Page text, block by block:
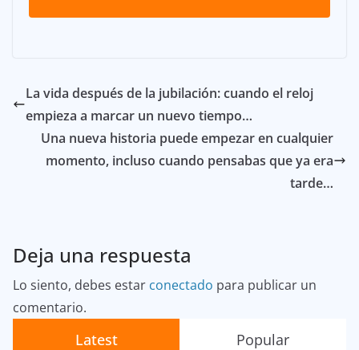
La vida después de la jubilación: cuando el reloj
empieza a marcar un nuevo tiempo…
Una nueva historia puede empezar en cualquier
momento, incluso cuando pensabas que ya era
tarde…
Deja una respuesta
Lo siento, debes estar conectado para publicar un
comentario.
Latest Popular